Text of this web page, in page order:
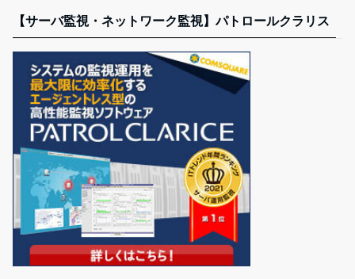
【サーバ監視・ネットワーク監視】パトロールクラリス